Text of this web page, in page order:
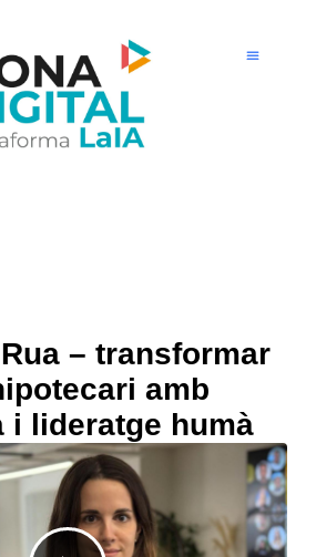
– transformar
amb
i lideratge humà